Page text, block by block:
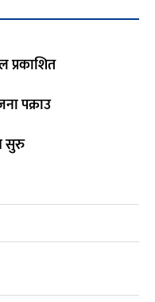
प्रकाशित
पक्राउ
सुरु